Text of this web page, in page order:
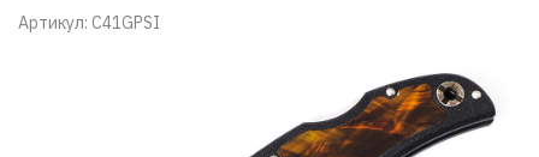
Артикул: C41GPSI